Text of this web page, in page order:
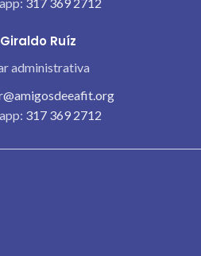
Ruíz
administrativa
317 369 2712